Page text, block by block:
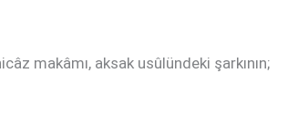
makâmı, aksak usûlündeki şarkının;